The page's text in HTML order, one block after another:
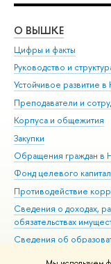
О ВЫШКЕ
Цифры и факты
Руководство и
Устойчивое развитие
Преподаватели и
Корпуса и общежития
Закупки
Обращения граждан
Фонд целевого
Противодействие
Сведения о доходах,
обязательствах
Сведения об
Людям с